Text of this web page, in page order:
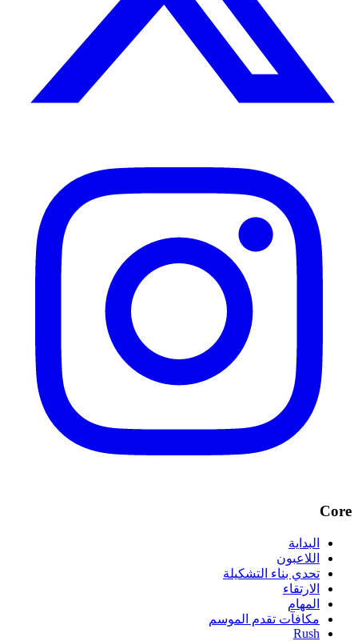
Core
البداية
اللاعبون
تحدي بناء التشكيلة
الارتقاء
المهام
مكافآت تقدم الموسم
Rush